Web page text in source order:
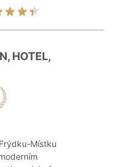
HOTEL,
Místku